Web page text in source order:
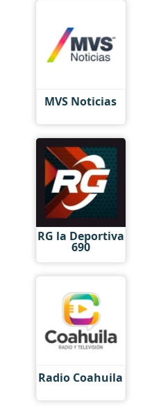
MVS Noticias
RG la Deportiva
690
Radio Coahuila